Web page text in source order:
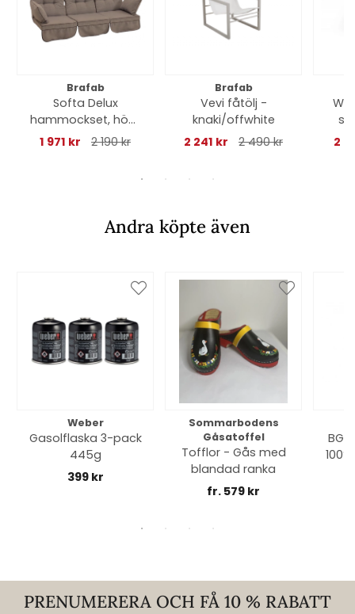
Brafab
Softa Delux
hammockset, högt
- taupe
1 971 kr 2 190 kr
Brafab
Vevi fåtölj -
knaki/offwhite
2 241 kr
2 490 kr
2
Andra köpte även
Weber
Gasolflaska 3-pack
445g
399 kr
Sommarbodens
Gåsatoffel
Tofflor - Gås med
blandad ranka
fr. 579 kr
PRENUMERERA OCH FÅ 10 % RABATT